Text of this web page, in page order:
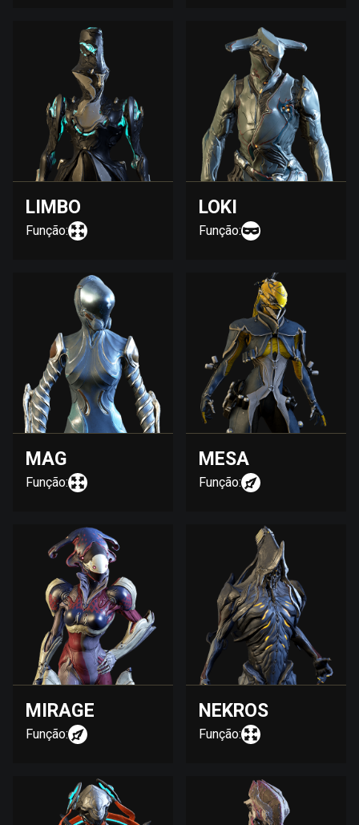
LIMBO
Função:
LOKI
Função:
MAG
Função:
MESA
Função:
MIRAGE
Função:
NEKROS
Função: